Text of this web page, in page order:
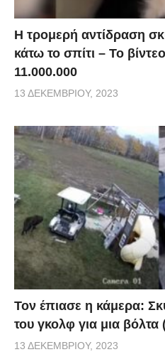
Η τρομερή αντίδραση
κάτω το σπίτι – Το
11.000.000
13 ΔΕΚΕΜΒΡΊΟΥ, 2023
Τον έπιασε η κάμερα:
του γκολφ για μια βόλτα
13 ΔΕΚΕΜΒΡΊΟΥ, 2023